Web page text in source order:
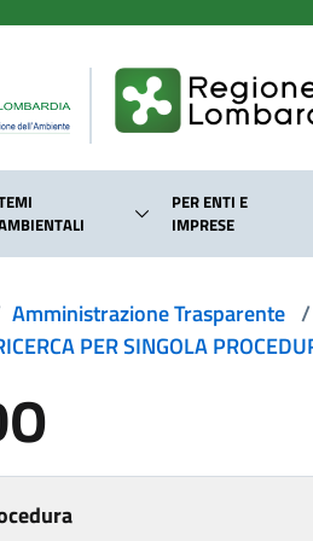
PER ENTI E
IMPRESE
Amministrazione Trasparente /
PER SINGOLA